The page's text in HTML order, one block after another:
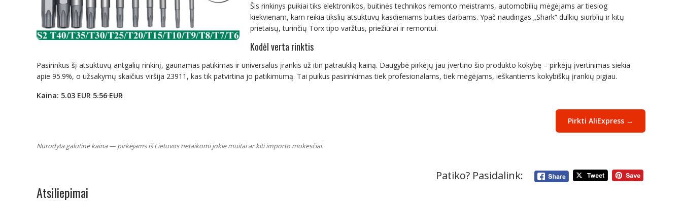
Šis rinkinys puikiai tiks elektronikos, buitinės technikos remonto meistrams, automobilių mėgėjams ar tiesiog
kiekvienam, kam reikia tikslių atsuktuvų kasdieniams buities darbams. Ypač naudingas „Shark“ dulkių siurblių ir kitų
prietaisų, turinčių Torx tipo varžtus, priežiūrai ir remontui.
Kodėl verta rinktis
Pasirinkus šį atsuktuvų antgalių rinkinį, gaunamas patikimas ir universalus įrankis už itin patrauklią kainą. Daugybė pirkėjų jau įvertino šio produkto kokybę – pirkėjų įvertinimas siekia
apie 95.9%, o užsakymų skaičius viršija 23911, kas tik patvirtina jo patikimumą. Tai puikus pasirinkimas tiek profesionalams, tiek mėgėjams, ieškantiems kokybiškų įrankių pigiau.
Kaina: 5.03 EUR 5.56 EUR
Pirkti AliExpress →
Nurodyta galutinė kaina — pirkėjams iš Lietuvos netaikomi jokie muitai ar kiti importo mokesčiai.
Patiko? Pasidalink:
Atsiliepimai